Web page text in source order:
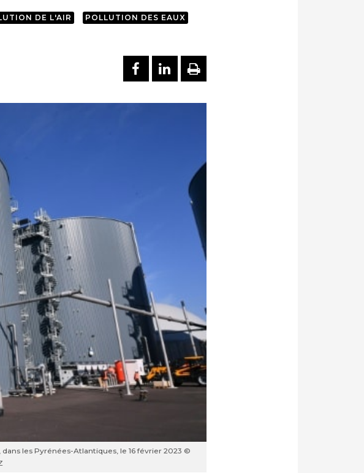
DE L'AIR
POLLUTION DES EAUX
PARTAGER SUR FACEBOOK
PARTAGER SUR
IMPRIMER
les Pyrénées-Atlantiques, le 16 février 2023 ©